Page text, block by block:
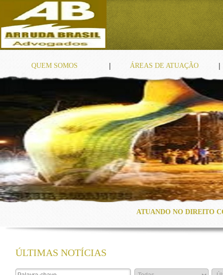
QUEM SOMOS | ÁREAS DE ATUAÇÃO |
ATUANDO NO DIREITO
ÚLTIMAS NOTÍCIAS